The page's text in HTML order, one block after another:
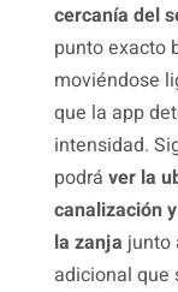
cercanía del
punto exacto
moviéndose
que la app
intensidad.
podrá ver la
canalización
la zanja junto
adicional que